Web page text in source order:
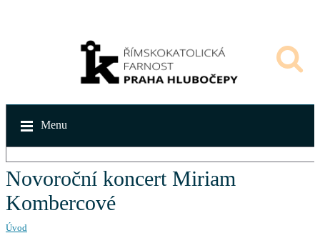
Menu
Novoroční koncert Miriam
Kombercové
Úvod